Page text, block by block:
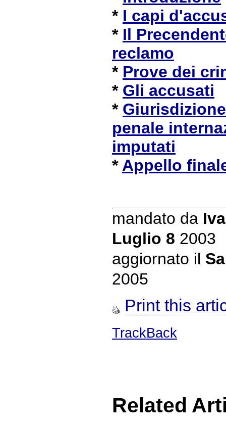
* I capi
* Il
reclamo
* Prove dei
* Gli accusati
*
penale
imputati
* Appello
mandato da
Luglio 8 2003
aggiornato il
2005
Print this
TrackBack
Related